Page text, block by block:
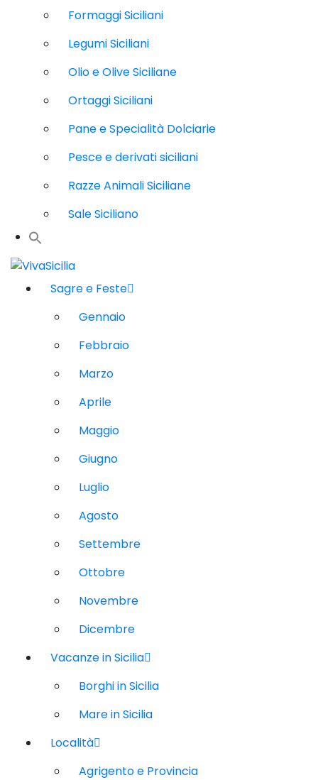
Formaggi Siciliani
Legumi Siciliani
Olio e Olive Siciliane
Ortaggi Siciliani
Pane e Specialità Dolciarie
Pesce e derivati siciliani
Razze Animali Siciliane
Sale Siciliano
Sagre e Feste
Gennaio
Febbraio
Marzo
Aprile
Maggio
Giugno
Luglio
Agosto
Settembre
Ottobre
Novembre
Dicembre
Vacanze in Sicilia
Borghi in Sicilia
Mare in Sicilia
Località
Agrigento e Provincia